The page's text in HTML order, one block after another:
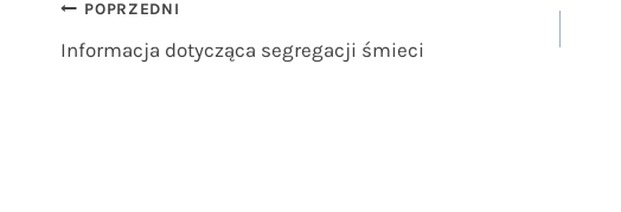
Nawigacja
POPRZEDNI
Informacja dotycząca segregacji śmieci